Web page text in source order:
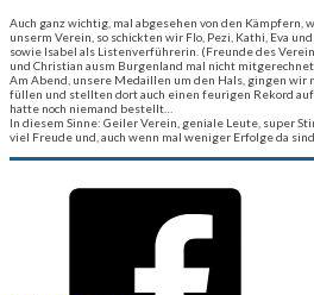
Auch ganz wichtig, mal abgesehen von den Kämpfern,
unserm Verein, so schickten wir Flo, Pezi, Kathi, Eva
sowie Isabel als Listenverführerin. (Freunde des
und Christian ausm Burgenland mal nicht
Am Abend, unsere Medaillen um den Hals, gingen wir
füllen und stellten dort auch einen feurigen Rekord
hatte noch niemand bestellt…
In diesem Sinne: Geiler Verein, geniale Leute, super
viel Freude und, auch wenn mal weniger Erfolge da